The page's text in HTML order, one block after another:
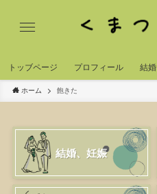
トッブページ プロフィール 結婚
ホーム 飽きた
結婚、妊娠